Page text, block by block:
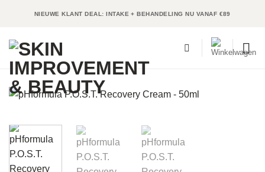
NIEUWE KLANT DEAL: INTAKE + BEHANDELING NU VANAF €89